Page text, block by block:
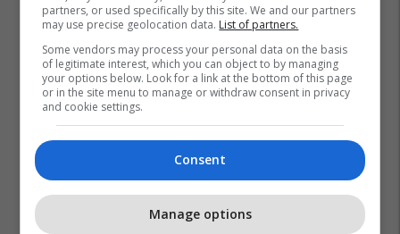
partners, or used specifically by this site. We and our partners
may use precise geolocation data. List of partners.
Some vendors may process your personal data on the basis
of legitimate interest, which you can object to by managing
your options below. Look for a link at the bottom of this page
or in the site menu to manage or withdraw consent in privacy
and cookie settings.
Consent
Manage options